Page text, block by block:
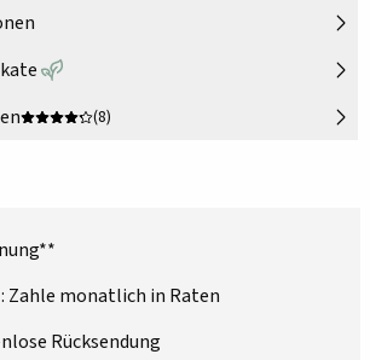
(8)
Zahle monatlich in Raten
Rücksendung